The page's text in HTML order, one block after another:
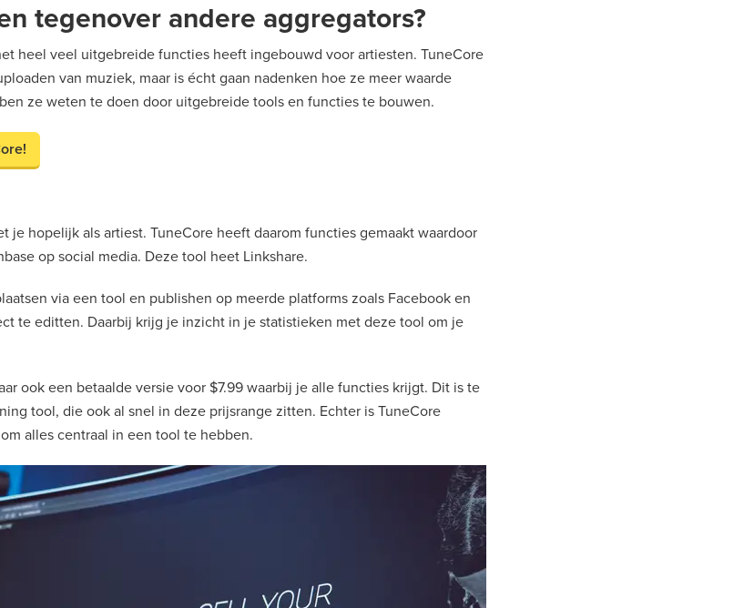
tegenover andere aggregators?
heel veel uitgebreide functies heeft ingebouwd voor artiesten. TuneCore
van muziek, maar is écht gaan nadenken hoe ze meer waarde
ze weten te doen door uitgebreide tools en functies te bouwen.
je hopelijk als artiest. TuneCore heeft daarom functies gemaakt waardoor
op social media. Deze tool heet Linkshare.
via een tool en publishen op meerde platforms zoals Facebook en
te editten. Daarbij krijg je inzicht in je statistieken met deze tool om je
ook een betaalde versie voor $7.99 waarbij je alle functies krijgt. Dit is te
tool, die ook al snel in deze prijsrange zitten. Echter is TuneCore
alles centraal in een tool te hebben.